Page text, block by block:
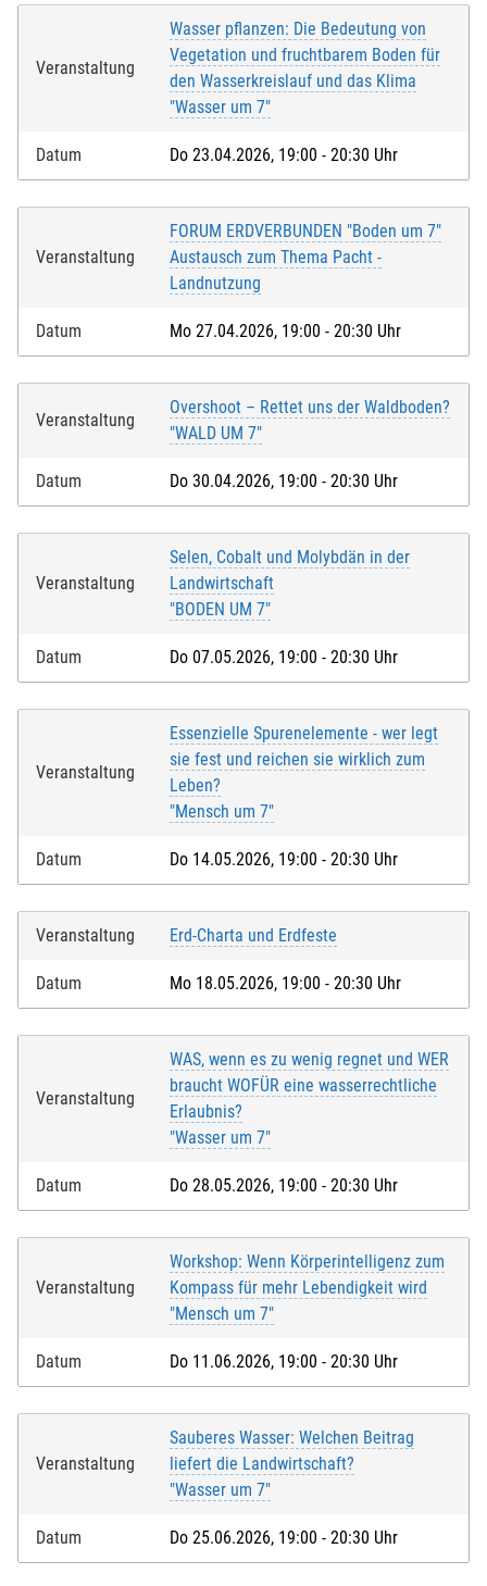
Veranstaltung
Wasser pflanzen: Die Bedeutung von
Vegetation und fruchtbarem Boden für
den Wasserkreislauf und das Klima
"Wasser um 7"
Datum Do 23.04.2026, 19:00 - 20:30 Uhr
Veranstaltung
FORUM ERDVERBUNDEN "Boden um 7"
Austausch zum Thema Pacht -
Landnutzung
Datum Mo 27.04.2026, 19:00 - 20:30 Uhr
Veranstaltung
Overshoot – Rettet uns der Waldboden?
"WALD UM 7"
Datum Do 30.04.2026, 19:00 - 20:30 Uhr
Veranstaltung
Selen, Cobalt und Molybdän in der
Landwirtschaft
"BODEN UM 7"
Datum Do 07.05.2026, 19:00 - 20:30 Uhr
Veranstaltung
Essenzielle Spurenelemente - wer legt
sie fest und reichen sie wirklich zum
Leben?
"Mensch um 7"
Datum Do 14.05.2026, 19:00 - 20:30 Uhr
Veranstaltung Erd-Charta und Erdfeste
Datum Mo 18.05.2026, 19:00 - 20:30 Uhr
Veranstaltung
WAS, wenn es zu wenig regnet und WER
braucht WOFÜR eine wasserrechtliche
Erlaubnis?
"Wasser um 7"
Datum Do 28.05.2026, 19:00 - 20:30 Uhr
Veranstaltung
Workshop: Wenn Körperintelligenz zum
Kompass für mehr Lebendigkeit wird
"Mensch um 7"
Datum Do 11.06.2026, 19:00 - 20:30 Uhr
Veranstaltung
Sauberes Wasser: Welchen Beitrag
liefert die Landwirtschaft?
"Wasser um 7"
Datum Do 25.06.2026, 19:00 - 20:30 Uhr